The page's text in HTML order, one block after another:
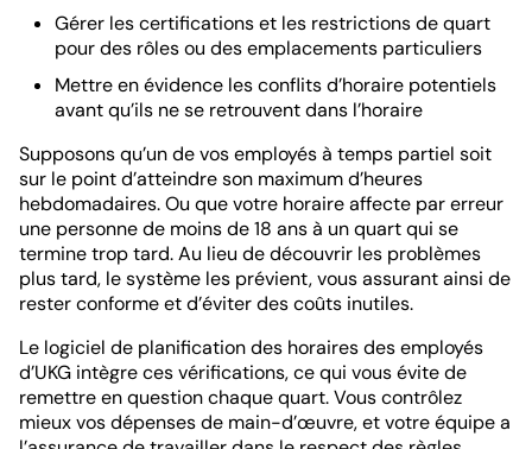
Gérer les certifications et les restrictions de quart
pour des rôles ou des emplacements particuliers
Mettre en évidence les conflits d’horaire potentiels
avant qu’ils ne se retrouvent dans l’horaire
Supposons qu’un de vos employés à temps partiel soit
sur le point d’atteindre son maximum d’heures
hebdomadaires. Ou que votre horaire affecte par erreur
une personne de moins de 18 ans à un quart qui se
termine trop tard. Au lieu de découvrir les problèmes
plus tard, le système les prévient, vous assurant ainsi de
rester conforme et d’éviter des coûts inutiles.
Le logiciel de planification des horaires des employés
d’UKG intègre ces vérifications, ce qui vous évite de
remettre en question chaque quart. Vous contrôlez
mieux vos dépenses de main-d’œuvre, et votre équipe a